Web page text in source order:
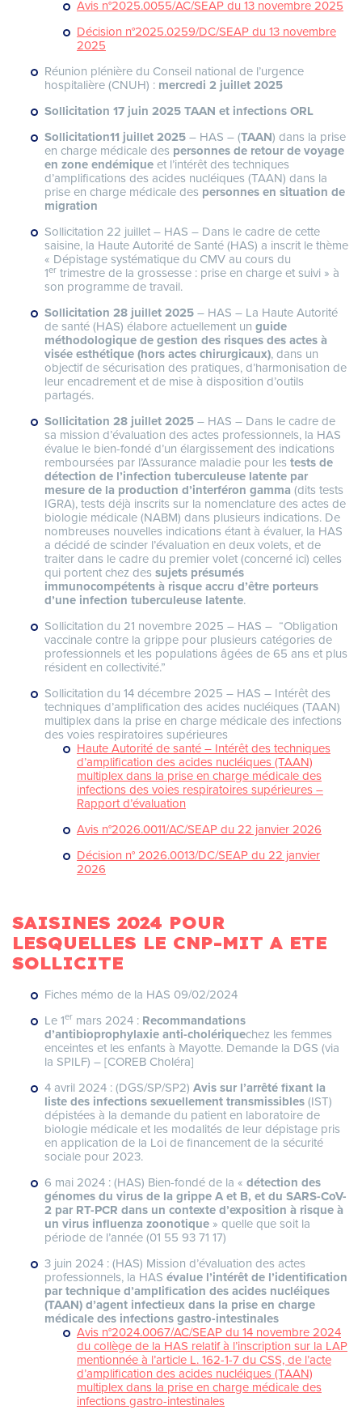
Avis n°2025.0055/AC/SEAP du 13 novembre 2025
Décision n°2025.0259/DC/SEAP du 13 novembre
2025
Réunion plénière du Conseil national de l’urgence
hospitalière (CNUH) : mercredi 2 juillet 2025
Sollicitation 17 juin 2025 TAAN et infections ORL
Sollicitation11 juillet 2025– HAS – (TAAN) dans la prise
en charge médicale des personnes de retour de voyage
en zone endémiqueet l’intérêt des techniques
d’amplifications des acides nucléiques (TAAN) dans la
prise en charge médicale des personnes en situation de
migration
Sollicitation 22 juillet – HAS – Dans le cadre de cette
saisine, la Haute Autorité de Santé (HAS) a inscrit le thème
« Dépistage systématique du CMV au cours du
1er trimestre de la grossesse : prise en charge et suivi » à
son programme de travail.
Sollicitation 28 juillet 2025– HAS – La Haute Autorité
de santé (HAS) élabore actuellement un guide
méthodologique de gestion des risques des actes à
visée esthétique (hors actes chirurgicaux), dans un
objectif de sécurisation des pratiques, d’harmonisation de
leur encadrement et de mise à disposition d’outils
partagés.
Sollicitation 28 juillet 2025– HAS – Dans le cadre de
sa mission d’évaluation des actes professionnels, la HAS
évalue le bien-fondé d’un élargissement des indications
remboursées par l’Assurance maladie pour les tests de
détection de l’infection tuberculeuse latente par
mesure de la production d’interféron gamma (dits tests
IGRA), tests déjà inscrits sur la nomenclature des actes de
biologie médicale (NABM) dans plusieurs indications. De
nombreuses nouvelles indications étant à évaluer, la HAS
a décidé de scinder l’évaluation en deux volets, et de
traiter dans le cadre du premier volet (concerné ici) celles
qui portent chez des sujets présumés
immunocompétents à risque accru d’être porteurs
d’une infection tuberculeuse latente.
Sollicitation du 21 novembre 2025 – HAS – “Obligation
vaccinale contre la grippe pour plusieurs catégories de
professionnels et les populations âgées de 65 ans et plus
résident en collectivité.”
Sollicitation du 14 décembre 2025 – HAS – Intérêt des
techniques d’amplification des acides nucléiques (TAAN)
multiplex dans la prise en charge médicale des infections
des voies respiratoires supérieures
Haute Autorité de santé – Intérêt des techniques
d’amplification des acides nucléiques (TAAN)
multiplex dans la prise en charge médicale des
infections des voies respiratoires supérieures –
Rapport d’évaluation
Avis n°2026.0011/AC/SEAP du 22 janvier 2026
Décision n° 2026.0013/DC/SEAP du 22 janvier
2026
SAISINES 2024 POUR
LESQUELLES LE CNP-MIT A ETE
SOLLICITE
Fiches mémo de la HAS 09/02/2024
Le 1er mars 2024 : Recommandations
d’antibioprophylaxie anti-cholériquechez les femmes
enceintes et les enfants à Mayotte. Demande la DGS (via
la SPILF) – [COREB Choléra]
4 avril 2024 : (DGS/SP/SP2) Avis sur l’arrêté fixant la
liste des infections sexuellement transmissibles(IST)
dépistées à la demande du patient en laboratoire de
biologie médicale et les modalités de leur dépistage pris
en application de la Loi de financement de la sécurité
sociale pour 2023.
6 mai 2024 : (HAS) Bien-fondé de la « détection des
génomes du virus de la grippe A et B, et du SARS-CoV-
2 par RT-PCR dans un contexte d’exposition à risque à
un virus influenza zoonotique » quelle que soit la
période de l’année (01 55 93 71 17)
3 juin 2024 : (HAS) Mission d’évaluation des actes
professionnels, la HAS évalue l’intérêt de l’identification
par technique d’amplification des acides nucléiques
(TAAN) d’agent infectieux dans la prise en charge
médicale des infections gastro-intestinales
Avis n°2024.0067/AC/SEAP du 14 novembre 2024
du collège de la HAS relatif à l’inscription sur la LAP
mentionnée à l’article L. 162-1-7 du CSS, de l’acte
d’amplification des acides nucléiques (TAAN)
multiplex dans la prise en charge médicale des
infections gastro-intestinales